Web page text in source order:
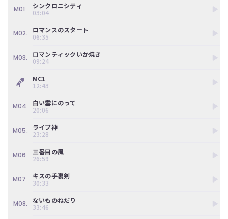
※権利の都合上、一部演目をお見せすることが出来ない場合がございま
M01.
シンクロニシティ
03:04
M02.
ロマンスのスタート
06:35
M03.
ロマンティックいか焼き
09:24
MC1
12:43
M04.
白い雲にのって
20:06
M05.
ライブ神
23:28
M06.
三番目の風
26:59
M07.
キスの手裏剣
30:33
M08.
ないものねだり
33:46